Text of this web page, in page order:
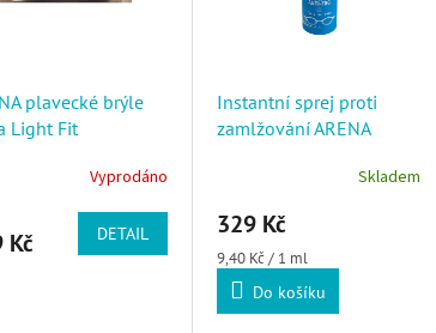
plavecké brýle
Light Fit
Vyprodáno
Kč DETAIL
Instantní sprej proti
zamlžování ARENA
Skladem
329 Kč
Měrná cena:
9,40 Kč / 1 ml
Do košíku